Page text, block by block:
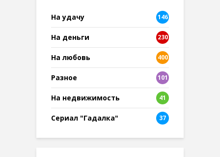
На удачу 146
На деньги 230
На любовь 400
Разное
101
8
На недвижимость 41
Сериал "Гадалка" 37